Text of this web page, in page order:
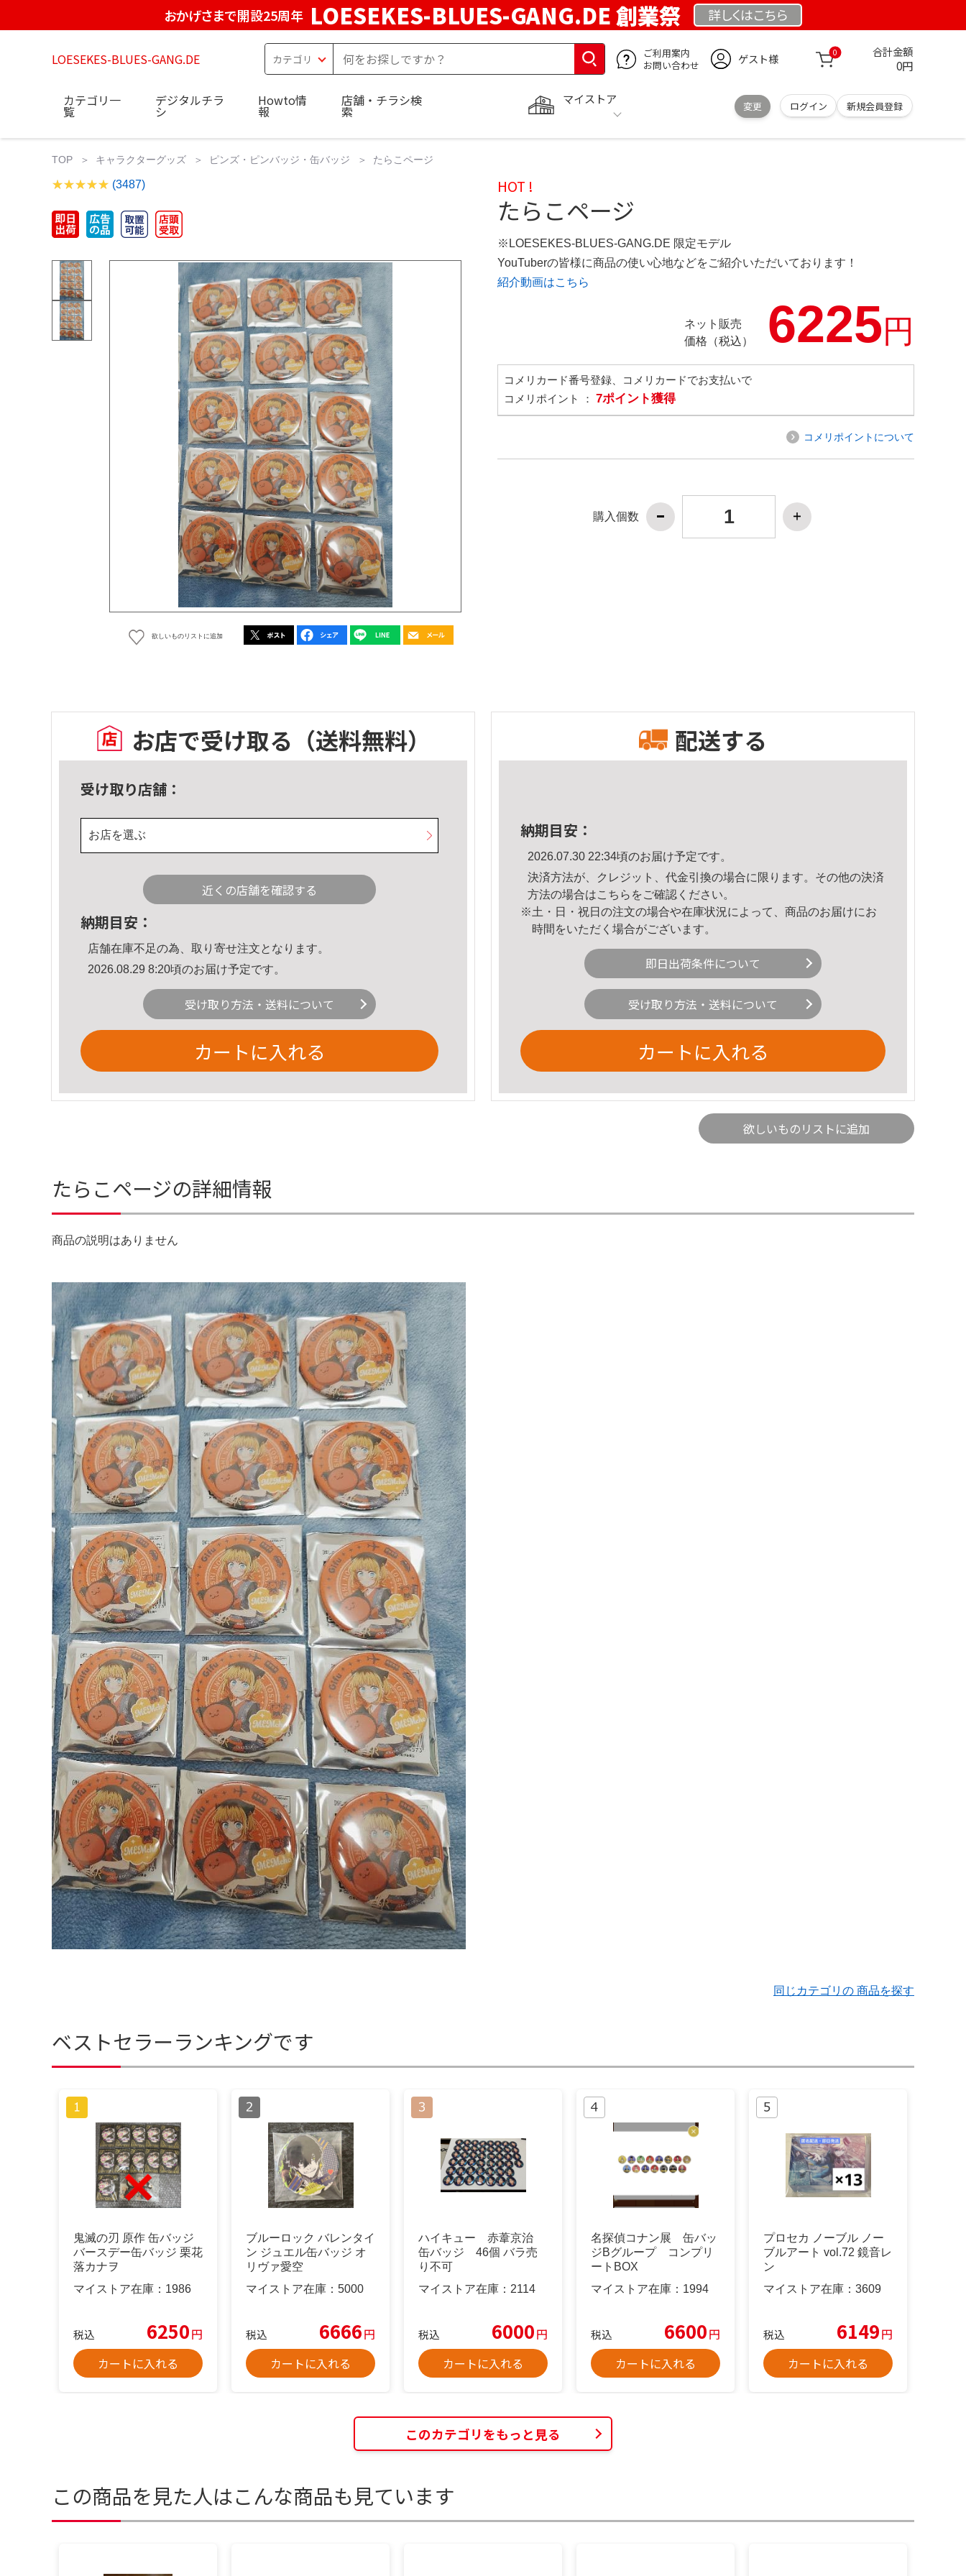
おかげさまで開設25周年 LOESEKES-BLUES-GANG.DE 創業祭 詳しくはこちら
LOESEKES-BLUES-GANG.DE
ご利用案内
お問い合わせ
ゲスト様 0 合計金額
0円
マイストア
変更 ログイン 新規会員登録
カテゴリ一
覧
デジタルチラ
シ
Howto情
報
店舗・チラシ検
索
TOP キャラクターグッズ ピンズ・ピンバッジ・缶バッジ たらこページ
(3487)
欲しいものリストに追加
HOT !
たらこページ
※LOESEKES-BLUES-GANG.DE 限定モデル
YouTuberの皆様に商品の使い心地などをご紹介いただいております！
紹介動画はこちら
ネット販売
価格（税込）
6225円
コメリカード番号登録、コメリカードでお支払いで
コメリポイント ： 7ポイント獲得
コメリポイントについて
購入個数
お店で受け取る （送料無料）
受け取り店舗：
お店を選ぶ
近くの店舗を確認する
納期目安：
店舗在庫不足の為、取り寄せ注文となります。
2026.08.29 8:20頃のお届け予定です。
受け取り方法・送料について
カートに入れる
配送する
納期目安：
2026.07.30 22:34頃のお届け予定です。
決済方法が、クレジット、代金引換の場合に限ります。その他の決済
方法の場合はこちら をご確認ください。
※土・日・祝日の注文の場合や在庫状況によって、商品のお届けにお
時間をいただく場合がございます。
即日出荷条件について
受け取り方法・送料について
カートに入れる
欲しいものリストに追加
たらこページの詳細情報
商品の説明はありません
同じカテゴリの 商品を探す
ベストセラーランキングです
鬼滅の刃 原作 缶バッジ
バースデー缶バッジ 栗花
落カナヲ
マイストア在庫： 1986
税込 6250円
カートに入れる
ブルーロック バレンタイ
ン ジュエル缶バッジ オ
リヴァ愛空
マイストア在庫： 5000
税込 6666円
カートに入れる
ハイキュー 赤葦京治
缶バッジ 46個 バラ売
り不可
マイストア在庫： 2114
税込 6000円
カートに入れる
名探偵コナン展 缶バッ
ジBグループ コンプリ
ートBOX
マイストア在庫： 1994
税込 6600円
カートに入れる
プロセカ ノーブル ノー
ブルアート vol.72 鏡音レ
ン
マイストア在庫： 3609
税込 6149円
カートに入れる
このカテゴリをもっと見る
この商品を見た人はこんな商品も見ています